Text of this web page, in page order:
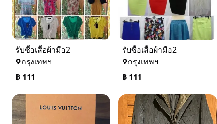
รับซื้อเสื้อผ้ามือ2
กรุงเทพฯ
฿ 111
รับซื้อเสื้อผ้ามือ2
กรุงเทพฯ
฿ 111